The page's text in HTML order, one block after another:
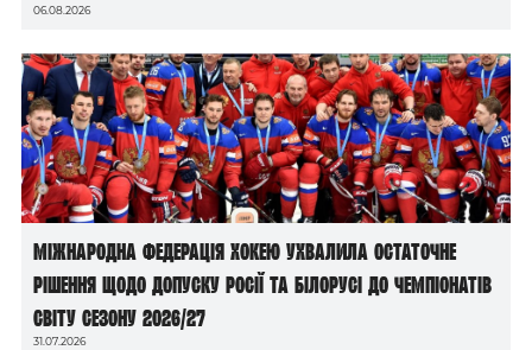
06.08.2026
Міжнародна федерація хокею ухвалила остаточне
рішення щодо допуску росії та білорусі до чемпіонатів
світу сезону 2026/27
31.07.2026